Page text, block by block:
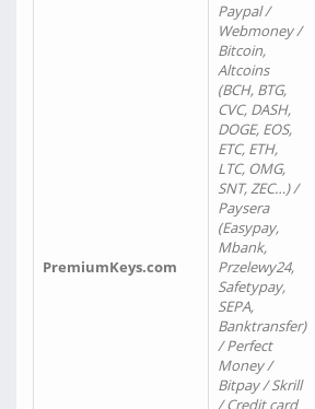
PremiumKeys.com
Paypal /
Webmoney /
Bitcoin,
Altcoins
(BCH, BTG,
CVC, DASH,
DOGE, EOS,
ETC, ETH,
LTC, OMG,
SNT, ZEC…) /
Paysera
(Easypay,
Mbank,
Przelewy24,
Safetypay,
SEPA,
Banktransfer)
/ Perfect
Money /
Bitpay / Skrill
/ Credit card